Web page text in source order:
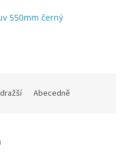
550mm černý
Abecedně